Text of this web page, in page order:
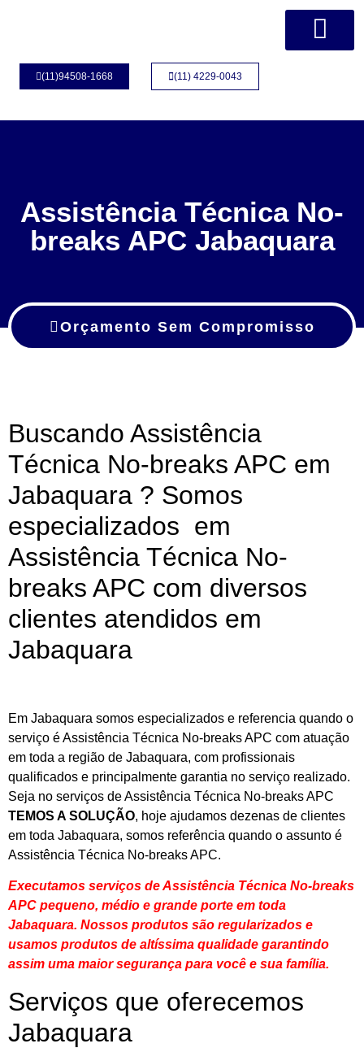
(11)94508-1668 (11) 4229-0043
Assistência Técnica No-
breaks APC Jabaquara
Orçamento Sem Compromisso
Buscando Assistência
Técnica No-breaks APC em
Jabaquara ? Somos
especializados em
Assistência Técnica No-
breaks APC com diversos
clientes atendidos em
Jabaquara
Em Jabaquara somos especializados e referencia quando o
serviço é Assistência Técnica No-breaks APC com atuação
em toda a região de Jabaquara, com profissionais
qualificados e principalmente garantia no serviço realizado.
Seja no serviços de Assistência Técnica No-breaks APC
TEMOS A SOLUÇÃO, hoje ajudamos dezenas de clientes
em toda Jabaquara, somos referência quando o assunto é
Assistência Técnica No-breaks APC.
Executamos serviços de Assistência Técnica No-breaks
APC pequeno, médio e grande porte em toda
Jabaquara. Nossos produtos são regularizados e
usamos produtos de altíssima qualidade garantindo
assim uma maior segurança para você e sua família.
Serviços que oferecemos
Jabaquara